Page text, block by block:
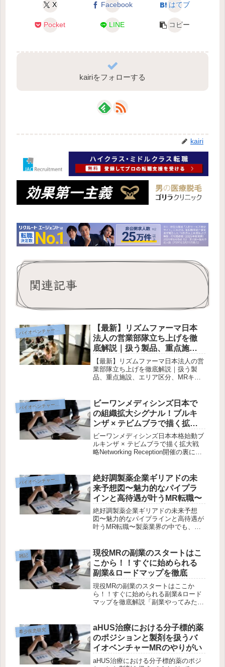
X Facebook はてブ
Pocket LINE コピー
kairiをフォローする
kairi
関連記事
バイオベンチャー転職戦略
【最新】リズムファーマ日本
法人の営業部隊立ち上げを徹
底解説｜扱う製品、重点施
設、エリア区分、MRキャリア
価値、待遇予測、内定獲得法
まで
【最新】リズムファーマ日本法人の営
業部隊立ち上げを徹底解説｜扱う製
品、重点施設、エリア区分、MRキャ
域を武器に、リズムファーマ
（Rhythm Pharmaceuticals...
バイオベンチャー転職戦略
ビーワンメディシンズ日本で
の組織拡大シグナル！ブルキ
ンザ × テビムブラで描く拡大
戦略
ビーワンメディシンズ日本本格始動ブ
ルキンザ × テビムブラで描く拡大戦
略Networking Reception開催の裏にあ
ぜ今、レセプションパーティーなのか
2026年3...
バイオベンチャー企業研究
絶好調製薬企業ギリアドの未
来予想図〜魅力的なパイプラ
インと高待遇が叶うMR転職〜
絶好調製薬企業ギリアドの未来予想
図〜魅力的なパイプラインと高待遇が
叶うMR転職〜製薬業界の中でも、安
エンシズ（Gilead Sciences）です。
特に2024年以降、その...
雑記
現役MRの副業のスタートはこ
こから！！すぐに始められる
副業&ロードマップを徹底
現役MRの副業のスタートはここか
ら！！すぐに始められる副業&ロード
マップを徹底解説「副業やってみたい
なんて…」そんな悩みを抱えるMRの
あなたへ。実は、今のスキルや環境を
活か...
希少疾患研究
aHUS治療における分子標的薬
のポジションと製剤を扱うバ
イオベンチャーMRのやりがい
aHUS治療における分子標的薬のポジ